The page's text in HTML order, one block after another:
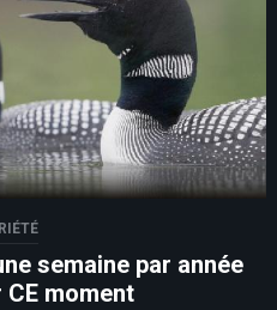
semaine par année
moment